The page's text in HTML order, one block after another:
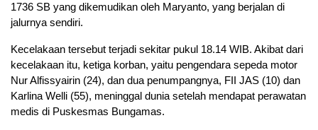
1736 SB yang dikemudikan oleh Maryanto, yang berjalan di
jalurnya sendiri.
Kecelakaan tersebut terjadi sekitar pukul 18.14 WIB. Akibat dari
kecelakaan itu, ketiga korban, yaitu pengendara sepeda motor
Nur Alfissyairin (24), dan dua penumpangnya, FII JAS (10) dan
Karlina Welli (55), meninggal dunia setelah mendapat perawatan
medis di Puskesmas Bungamas.